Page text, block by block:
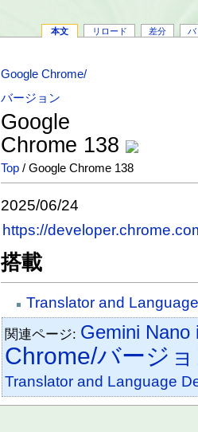
本文 リロード 差分 バ
Google Chrome/
バージョン
Google
Chrome 138
Top / Google Chrome 138
2025/06/24
https://
搭載
Translator and
関連ページ: Gemini Nano
Chrome/バージ
Translator and Language